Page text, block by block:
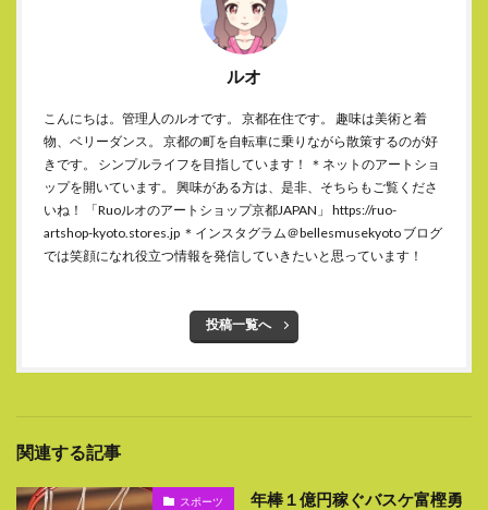
ルオ
こんにちは。管理人のルオです。 京都在住です。 趣味は美術と着
物、ベリーダンス。 京都の町を自転車に乗りながら散策するのが好
きです。 シンプルライフを目指しています！ ＊ネットのアートショ
ップを開いています。 興味がある方は、是非、そちらもご覧くださ
いね！ 「Ruoルオのアートショップ京都JAPAN」 https://ruo-
artshop-kyoto.stores.jp ＊インスタグラム＠bellesmusekyoto ブログ
では笑顔になれ役立つ情報を発信していきたいと思っています！
投稿一覧へ
関連する記事
スポーツ
年棒１億円稼ぐバスケ富樫勇